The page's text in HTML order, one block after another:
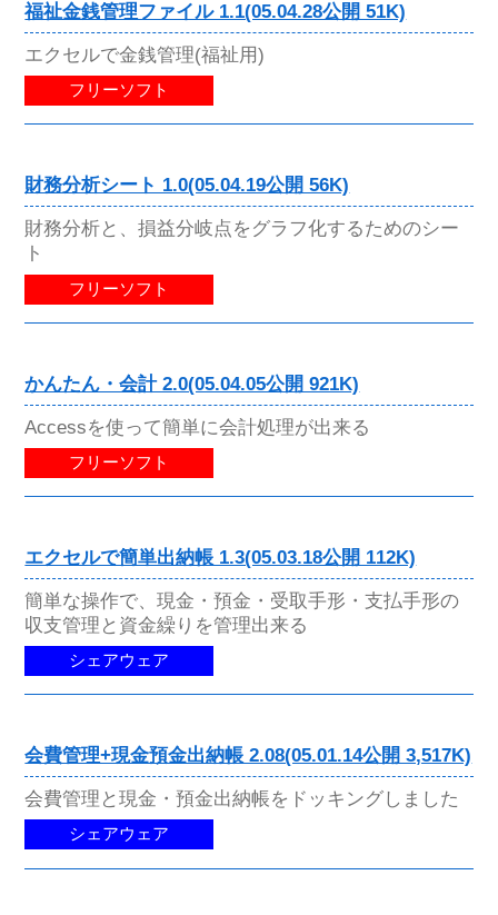
福祉金銭管理ファイル 1.1(05.04.28公開 51K)
エクセルで金銭管理(福祉用)
フリーソフト
財務分析シート 1.0(05.04.19公開 56K)
財務分析と、損益分岐点をグラフ化するためのシー
ト
フリーソフト
かんたん・会計 2.0(05.04.05公開 921K)
Accessを使って簡単に会計処理が出来る
フリーソフト
エクセルで簡単出納帳 1.3(05.03.18公開 112K)
簡単な操作で、現金・預金・受取手形・支払手形の
収支管理と資金繰りを管理出来る
シェアウェア
会費管理+現金預金出納帳 2.08(05.01.14公開 3,517K)
会費管理と現金・預金出納帳をドッキングしました
シェアウェア